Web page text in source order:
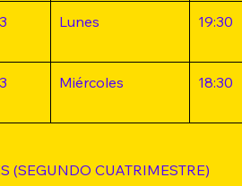
Lunes 19:30
Miércoles 18:30
(SEGUNDO CUATRIMESTRE)